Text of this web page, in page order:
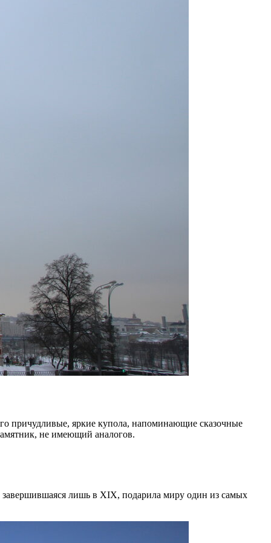
причудливые, яркие купола, напоминающие сказочные
не имеющий аналогов.
лишь в XIX, подарила миру один из самых